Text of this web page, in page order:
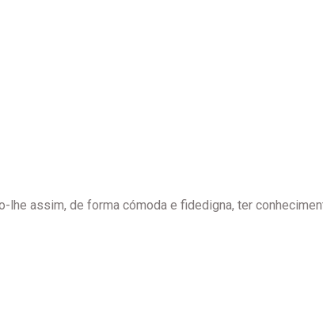
lhe assim, de forma cómoda e fidedigna, ter